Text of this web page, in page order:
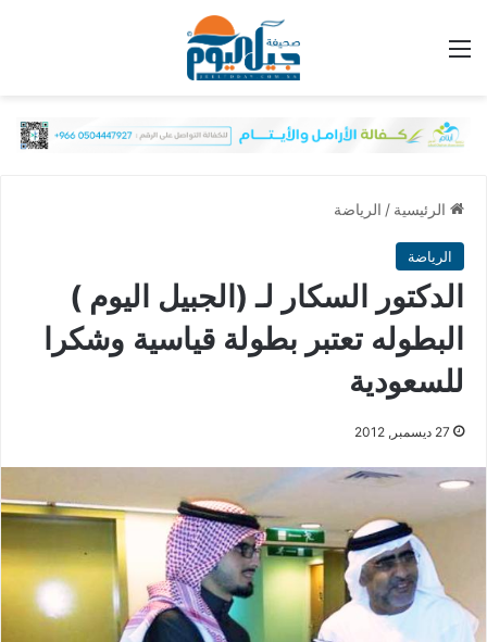
الرئيسية / الرياضة
الرياضة
الدكتور السكار لـ (الجبيل اليوم )
البطوله تعتبر بطولة قياسية وشكرا
للسعودية
27 ديسمبر, 2012